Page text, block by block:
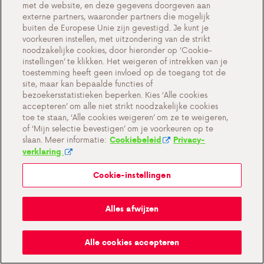
Cookie-instellingen
Belangrijke documenten en algemene
voorwaarden
Privacy en cookiebeleid BE
Mijn Antargaz
Ruik je gas?
met de website, en deze gegevens doorgeven aan
externe partners, waaronder partners die mogelijk
buiten de Europese Unie zijn gevestigd. Je kunt je
voorkeuren instellen, met uitzondering van de strikt
noodzakelijke cookies, door hieronder op ‘Cookie-
instellingen’ te klikken. Het weigeren of intrekken van je
toestemming heeft geen invloed op de toegang tot de
site, maar kan bepaalde functies of
bezoekersstatistieken beperken. Kies ‘Alle cookies
accepteren’ om alle niet strikt noodzakelijke cookies
toe te staan, ‘Alle cookies weigeren’ om ze te weigeren,
of ‘Mijn selectie bevestigen’ om je voorkeuren op te
slaan. Meer informatie: Cookiebeleid
Privacy-
verklaring
Cookie-instellingen
Alles afwijzen
Alle cookies accepteren